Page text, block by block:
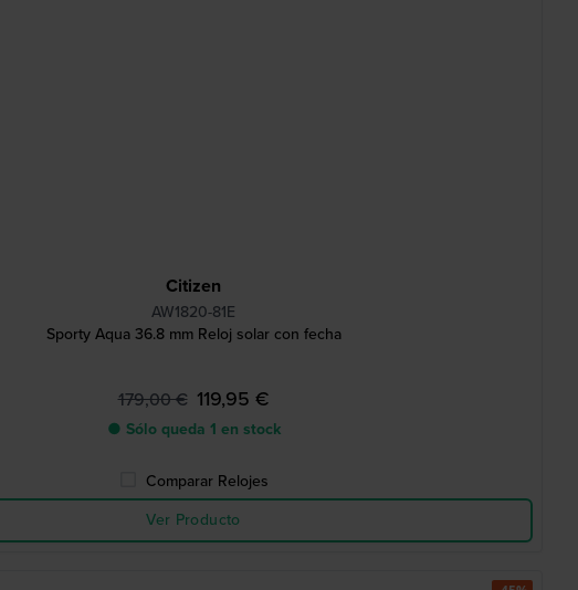
Citizen
AW1820-81E
Sporty Aqua 36.8 mm Reloj solar con fecha
179,00 € 119,95 €
● Sólo queda 1 en stock
Comparar Relojes
Ver Producto